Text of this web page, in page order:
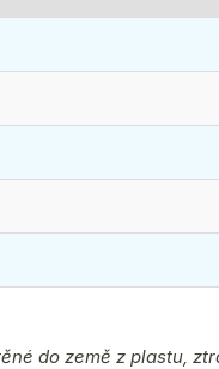
do země z plastu,